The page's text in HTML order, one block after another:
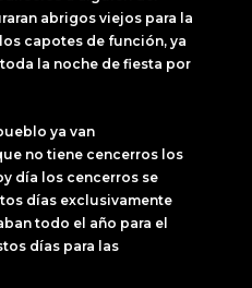
abrigos viejos para la
capotes de función, ya
la noche de fiesta por
ya van
no tiene cencerros los
día los cencerros se
días exclusivamente
todo el año para el
días para las